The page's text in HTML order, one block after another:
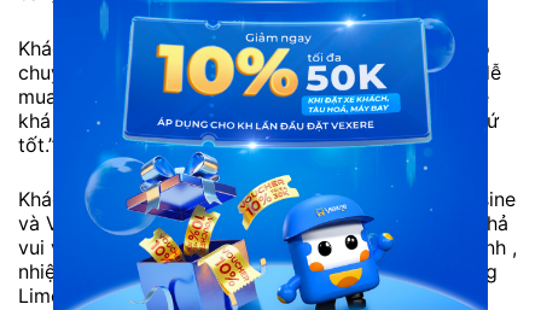
Khách hàng Ngọc: “Xe Hoàng Phương Limousine có
chuyến hằng ngày. Tiện cho tôi sắp xếp thời gian, dễ
mua vé. Nhân viên thân thiện, thái độ đúng mực. Xe
khá sạch và chất lượng siêu đỉnh. Nói chung mọi thứ
tốt.”
Khách hàng Khánh: “Cảm ơn Hoàng Phương Limousine
và Vexere đã giúp mình có chuyến công tác Cẩm Phả
vui vẻ và ý nghĩa. Nhà xe rất đúng giờ , tài xế vui tính ,
nhiệt tình. Lần sau sẽ tiếp tục ủng hộ Hoàng Phương
Limousine.”